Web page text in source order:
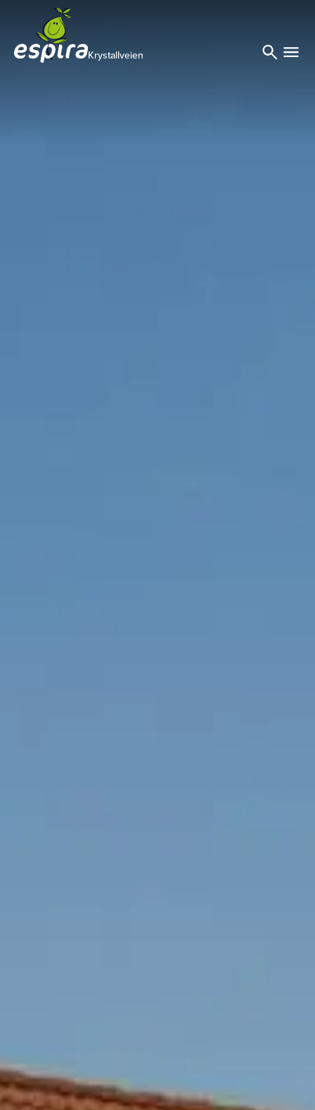
Krystallveien